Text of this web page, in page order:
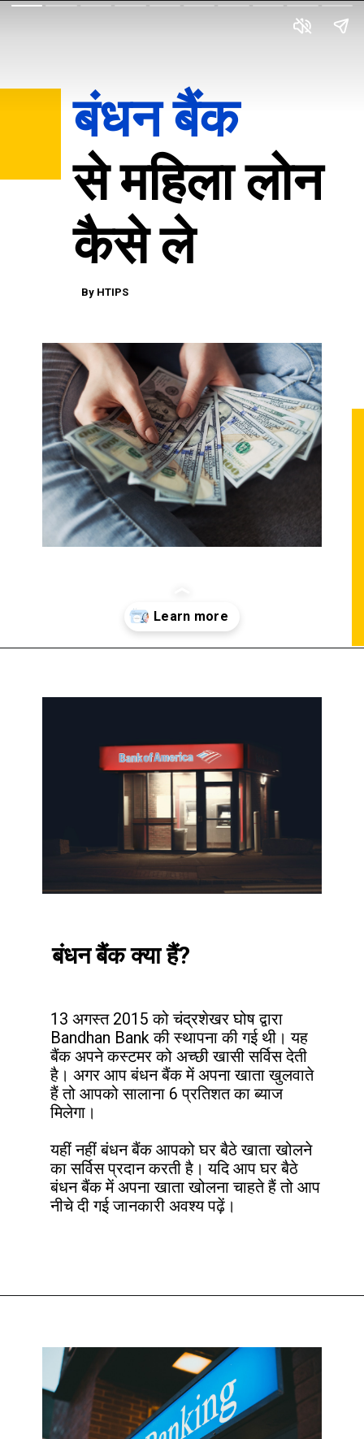
बंधन बैंक
से महिला लोन
कैसे ले
By HTIPS
बंधन बैंक क्या हैं?
13 अगस्त 2015 को चंद्रशेखर घोष द्वारा
Bandhan Bank की स्थापना की गई थी। यह
बैंक अपने कस्टमर को अच्छी खासी सर्विस देती
है। अगर आप बंधन बैंक में अपना खाता खुलवाते
हैं तो आपको सालाना 6 प्रतिशत का ब्याज
मिलेगा।
यहीं नहीं बंधन बैंक आपको घर बैठे खाता खोलने
का सर्विस प्रदान करती है। यदि आप घर बैठे
बंधन बैंक में अपना खाता खोलना चाहते हैं तो आप
नीचे दी गई जानकारी अवश्य पढ़ें।